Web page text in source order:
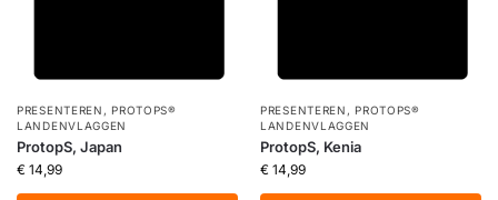
PRESENTEREN , PROTOPS®
LANDENVLAGGEN
ProtopS, Japan
€ 14,99
PRESENTEREN , PROTOPS®
LANDENVLAGGEN
ProtopS, Kenia
€ 14,99